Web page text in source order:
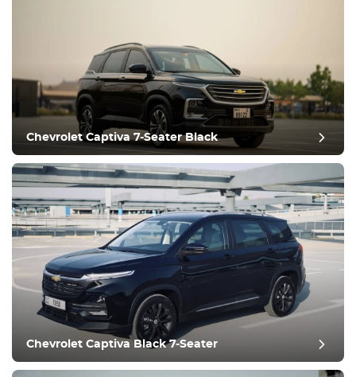
post evaluatie
Chevrolet Captiva 7-Seater Black
Chevrolet Captiva Black 7-Seater